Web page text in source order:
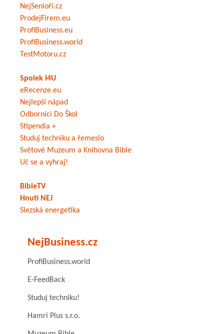
NejSenioři.cz
ProdejFirem.eu
ProfiBusiness.eu
ProfiBusiness.world
TestMotoru.cz
Spolek I4U
eRecenze.eu
Nejlepší nápad
Odborníci Do Škol
Stipendia +
Studuj techniku a řemeslo
Světové Muzeum a Knihovna Bible
Uč se a vyhraj!
BibleTV
Hnutí NEJ
Slezská energetika
NejBusiness.cz
ProfiBusiness.world
E-FeedBack
Studuj techniku!
Hamri Plus s.r.o.